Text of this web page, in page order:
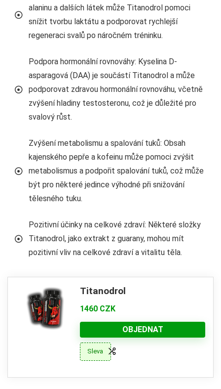
alaninu a dalších látek může Titanodrol pomoci
snížit tvorbu laktátu a podporovat rychlejší
regeneraci svalů po náročném tréninku.
Podpora hormonální rovnováhy: Kyselina D-
asparagová (DAA) je součástí Titanodrol a může
podporovat zdravou hormonální rovnováhu, včetně
zvýšení hladiny testosteronu, což je důležité pro
svalový růst.
Zvýšení metabolismu a spalování tuků: Obsah
kajenského pepře a kofeinu může pomoci zvýšit
metabolismus a podpořit spalování tuků, což může
být pro některé jedince výhodné při snižování
tělesného tuku.
Pozitivní účinky na celkové zdraví: Některé složky
Titanodrol, jako extrakt z guarany, mohou mít
pozitivní vliv na celkové zdraví a vitalitu těla.
Titanodrol
1460 CZK
OBJEDNAT
Sleva